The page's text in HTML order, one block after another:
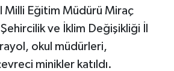
Eğitim Müdürü Miraç
ve İklim Değişikliği İl
okul müdürleri,
minikler katıldı.